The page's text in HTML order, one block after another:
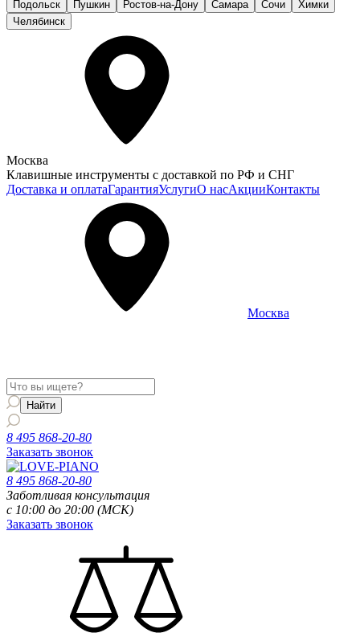
Подольск
Пушкин Ростов-на-Дону Самара Сочи
Химки
Челябинск
Москва
Клавишные инструменты с доставкой по РФ и СНГ
Доставка и оплатаГарантияУслугиО насАкцииКонтакты
Москва
8 495 868-20-80
Заказать звонок
8 495 868-20-80
Заботливая консультация
с 10:00 до 20:00 (МСК)
Заказать звонок